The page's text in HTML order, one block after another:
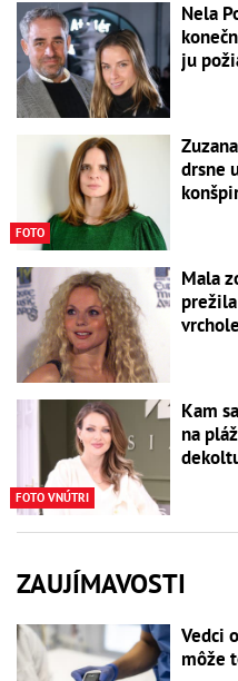
Nela
ju
FOTO
drsne
Mala
FOTO VNÚTRI
Kam
na
ZAUJÍMAVOSTI
Vedci
môže